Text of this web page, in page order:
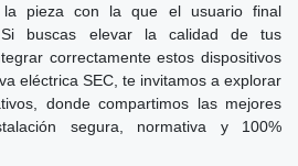
pieza con la que el usuario final
Si buscas elevar la calidad de tus
correctamente estos dispositivos
eléctrica SEC, te invitamos a explorar
donde compartimos las mejores
segura, normativa y 100%